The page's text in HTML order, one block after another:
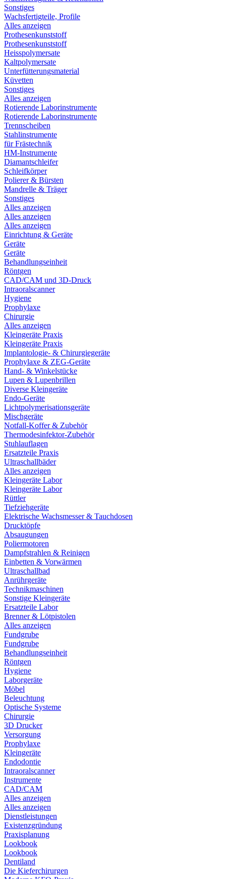
Sonstiges
Wachsfertigteile, Profile
Alles anzeigen
Prothesenkunststoff
Prothesenkunststoff
Heisspolymersate
Kaltpolymersate
Unterfütterungsmaterial
Küvetten
Sonstiges
Alles anzeigen
Rotierende Laborinstrumente
Rotierende Laborinstrumente
Trennscheiben
Stahlinstrumente
für Frästechnik
HM-Instrumente
Diamantschleifer
Schleifkörper
Polierer & Bürsten
Mandrelle & Träger
Sonstiges
Alles anzeigen
Alles anzeigen
Alles anzeigen
Einrichtung & Geräte
Geräte
Geräte
Behandlungseinheit
Röntgen
CAD/CAM und 3D-Druck
Intraoralscanner
Hygiene
Prophylaxe
Chirurgie
Alles anzeigen
Kleingeräte Praxis
Kleingeräte Praxis
Implantologie- & Chirurgiegeräte
Prophylaxe & ZEG-Geräte
Hand- & Winkelstücke
Lupen & Lupenbrillen
Diverse Kleingeräte
Endo-Geräte
Lichtpolymerisationsgeräte
Mischgeräte
Notfall-Koffer & Zubehör
Thermodesinfektor-Zubehör
Stuhlauflagen
Ersatzteile Praxis
Ultraschallbäder
Alles anzeigen
Kleingeräte Labor
Kleingeräte Labor
Rüttler
Tiefziehgeräte
Elektrische Wachsmesser & Tauchdosen
Drucktöpfe
Absaugungen
Poliermotoren
Dampfstrahlen & Reinigen
Einbetten & Vorwärmen
Ultraschallbad
Anrührgeräte
Technikmaschinen
Sonstige Kleingeräte
Ersatzteile Labor
Brenner & Lötpistolen
Alles anzeigen
Fundgrube
Fundgrube
Behandlungseinheit
Röntgen
Hygiene
Laborgeräte
Möbel
Beleuchtung
Optische Systeme
Chirurgie
3D Drucker
Versorgung
Prophylaxe
Kleingeräte
Endodontie
Intraoralscanner
Instrumente
CAD/CAM
Alles anzeigen
Alles anzeigen
Dienstleistungen
Existenzgründung
Praxisplanung
Lookbook
Lookbook
Dentiland
Die Kieferchirurgen